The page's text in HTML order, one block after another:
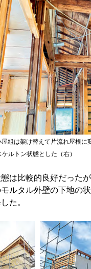
組は架け替えて片流れ屋根に
ルトン状態とした（右）
は比較的良好だった
ルタル外壁の下地の
た。